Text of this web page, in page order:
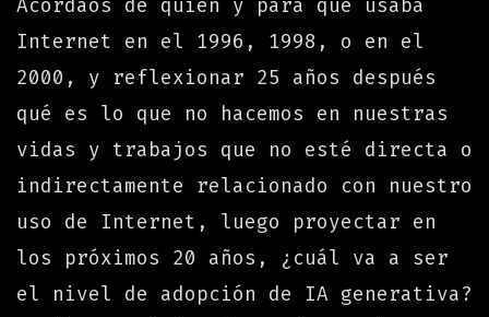
Acordaos de quién y para qué usaba
Internet en el 1996, 1998, o en el
2000, y reflexionar 25 años después
qué es lo que no hacemos en nuestras
vidas y trabajos que no esté directa o
indirectamente relacionado con nuestro
uso de Internet, luego proyectar en
los próximos 20 años, ¿cuál va a ser
el nivel de adopción de IA generativa?